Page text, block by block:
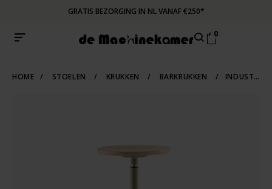
GRATIS BEZORGING IN NL VANAF €250*
0
HOME / STOELEN / KRUKKEN / BARKRUKKEN / INDUSTRIËLE DESIGN BARKRUK JOPS